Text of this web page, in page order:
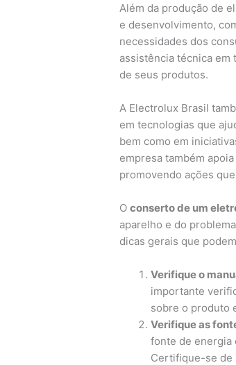
Além da produção de
e desenvolvimento,
necessidades dos
assistência técnica em
de seus produtos.
A Electrolux Brasil
em tecnologias que
bem como em
empresa também
promovendo ações
Oconserto de um
aparelho e do
dicas gerais que
Verifique o
importante
sobre o produto
Verifique as
fonte de energia
Certifique-se de